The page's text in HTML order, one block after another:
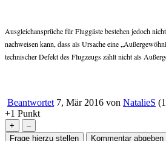
Ausgleichansprüche für Fluggäste bestehen jedoch
nachweisen kann, dass als Ursache eine
technischer Defekt des Flugzeugs zählt nicht als
Beantwortet 7, Mär 2016 von NatalieS (
+1 Punkt